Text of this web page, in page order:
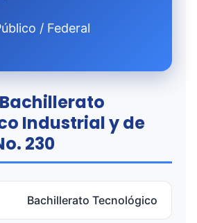
/ Federal
Industrial y de
230
Bachillerato Tecnológico